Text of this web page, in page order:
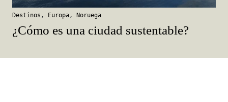
Destinos , Europa, Noruega
¿Cómo es una ciudad sustentable?